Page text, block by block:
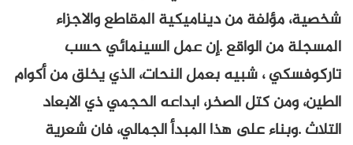
شخصية، مؤلفة من ديناميكية المقاطع والاجزاء
المسجلة من الواقع .إن عمل السينمائي حسب
تاركوفسكي ، شبيه بعمل النحات، الذي يخلق من أكوام
الطين، ومن كتل الصخر، ابداعه الحجمي ذي الابعاد
التلاث .وبناء على هذا المبدأ الجمالي، فان شعرية